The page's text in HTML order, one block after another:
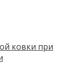
ковки при